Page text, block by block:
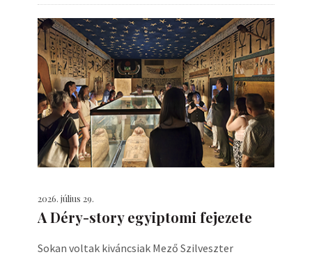
2026. július 29.
A Déry-story egyiptomi fejezete
Sokan voltak kiváncsiak Mező Szilveszter